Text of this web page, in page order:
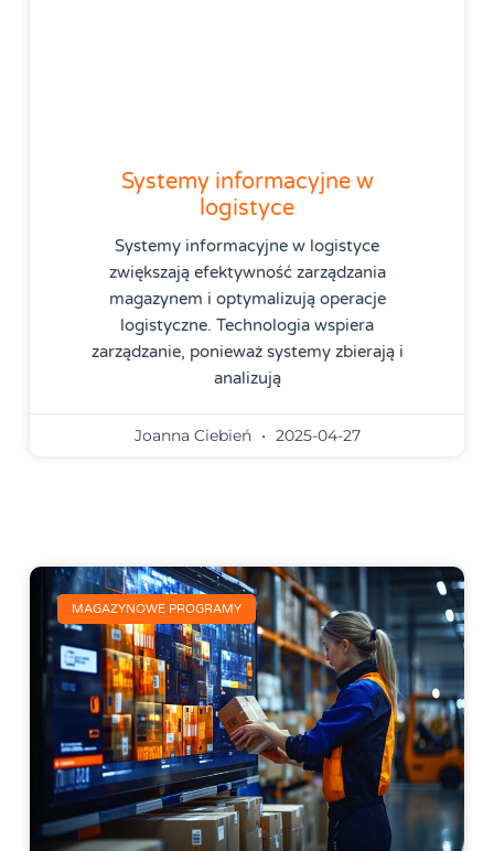
Systemy informacyjne w
logistyce
Systemy informacyjne w logistyce
zwiększają efektywność zarządzania
magazynem i optymalizują operacje
logistyczne. Technologia wspiera
zarządzanie, ponieważ systemy zbierają i
analizują
Joanna Ciebień 2025-04-27
MAGAZYNOWE PROGRAMY